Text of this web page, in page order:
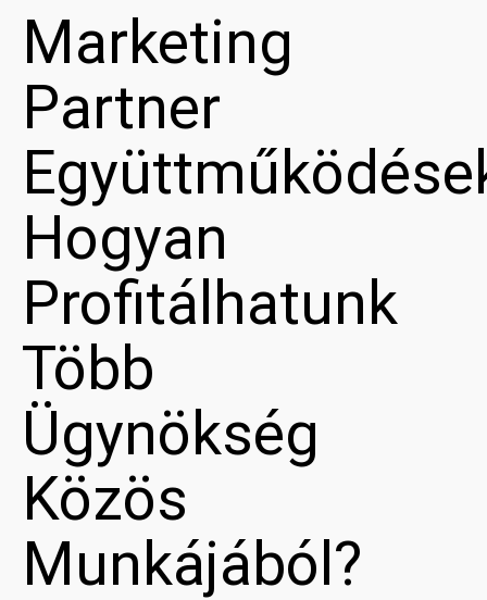
Marketing
Partner
Hogyan
Profitálhatunk
Több
Ügynökség
Közös
Munkájából?